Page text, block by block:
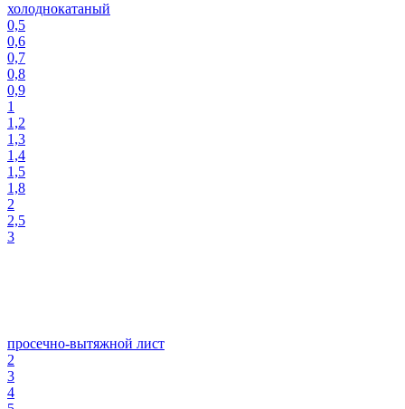
холоднокатаный
0,5
0,6
0,7
0,8
0,9
1
1,2
1,3
1,4
1,5
1,8
2
2,5
3
просечно-вытяжной лист
2
3
4